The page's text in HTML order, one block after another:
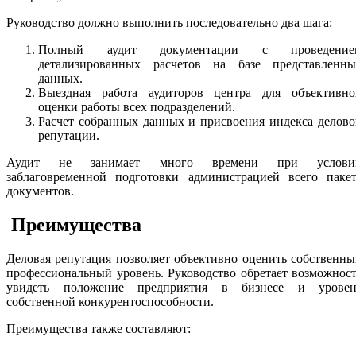
Руководство должно выполнить последовательно два шага:
Полный аудит документации с
детализированных расчетов на базе
данных.
Выездная работа аудиторов центра для
оценки работы всех подразделений.
Расчет собранных данных и присвоения индекса
репутации.
Аудит не занимает много времени при
заблаговременной подготовки администрацией всего
документов.
Преимущества
Деловая репутация позволяет объективно оценить
профессиональный уровень. Руководство обретает
увидеть положение предприятия в бизнесе и
собственной конкурентоспособности.
Преимущества также составляют: